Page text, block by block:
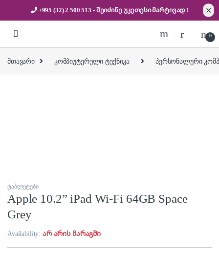
+995 (32) 2 500 513 - შეიძინე უკეთესიმარტივად ! ✕
0
მთავარი კომპიუტერული ტექნიკა პერსონალური
ტაბლეტები
Apple 10.2” iPad Wi-Fi 64GB Space
Grey
Availability:არ არის მარაგში